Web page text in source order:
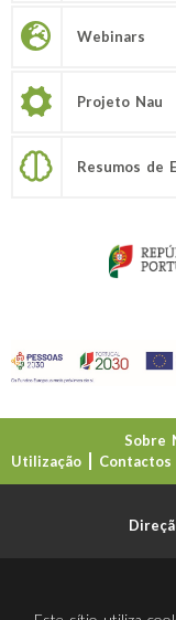
Webinars
Projeto Nau
Resumos de
Sobre
Utilização
Contactos